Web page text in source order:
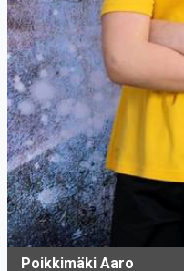
Poikkimäki Aaro